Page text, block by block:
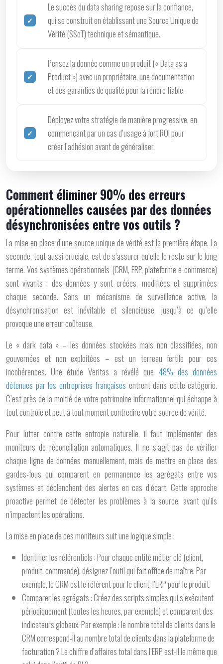
Le succès du data sharing repose sur la confiance,
qui se construit en établissant une Source Unique de
Vérité (SSoT) technique et sémantique.
Pensez la donnée comme un produit (« Data as a
Product ») avec un propriétaire, une documentation
et des garanties de qualité pour la rendre fiable.
Déployez votre stratégie de manière progressive, en
commençant par un cas d’usage à fort ROI pour
créer l’adhésion avant de généraliser.
Comment éliminer 90% des erreurs
opérationnelles causées par des données
désynchronisées entre vos outils ?
La mise en place d’une source unique de vérité est la première étape. La
seconde, tout aussi cruciale, est de s’assurer qu’elle le reste sur le long
terme. Vos systèmes opérationnels (CRM, ERP, plateforme e-commerce)
sont vivants ; des données y sont créées, modifiées et supprimées
chaque seconde. Sans un mécanisme de surveillance active, la
désynchronisation est inévitable et silencieuse, jusqu’à ce qu’elle
provoque une erreur coûteuse.
Le « dark data » – les données stockées mais non classifiées, non
gouvernées et non exploitées – est un terreau fertile pour ces
incohérences. Une étude Veritas a révélé que 48% des données
détenues par les entreprises françaises entrent dans cette catégorie.
C’est près de la moitié de votre patrimoine informationnel qui échappe à
tout contrôle et peut à tout moment contredire votre source de vérité.
Pour lutter contre cette entropie naturelle, il faut implémenter des
moniteurs de réconciliation automatiques. Il ne s’agit pas de vérifier
chaque ligne de données manuellement, mais de mettre en place des
gardes-fous qui comparent en permanence les agrégats entre vos
systèmes et déclenchent des alertes en cas d’écart. Cette approche
proactive permet de détecter les problèmes à la source, avant qu’ils
n’impactent les opérations.
La mise en place de ces moniteurs suit une logique simple :
Identifier les référentiels :Pour chaque entité métier clé (client,
produit, commande), désignez l’outil qui fait office de maître. Par
exemple, le CRM est le référent pour le client, l’ERP pour le produit.
Comparer les agrégats :Créez des scripts simples qui s’exécutent
périodiquement (toutes les heures, par exemple) et comparent des
indicateurs globaux. Par exemple : le nombre total de clients dans le
CRM correspond-il au nombre total de clients dans la plateforme de
facturation ? Le chiffre d’affaires total dans l’ERP est-il le même que